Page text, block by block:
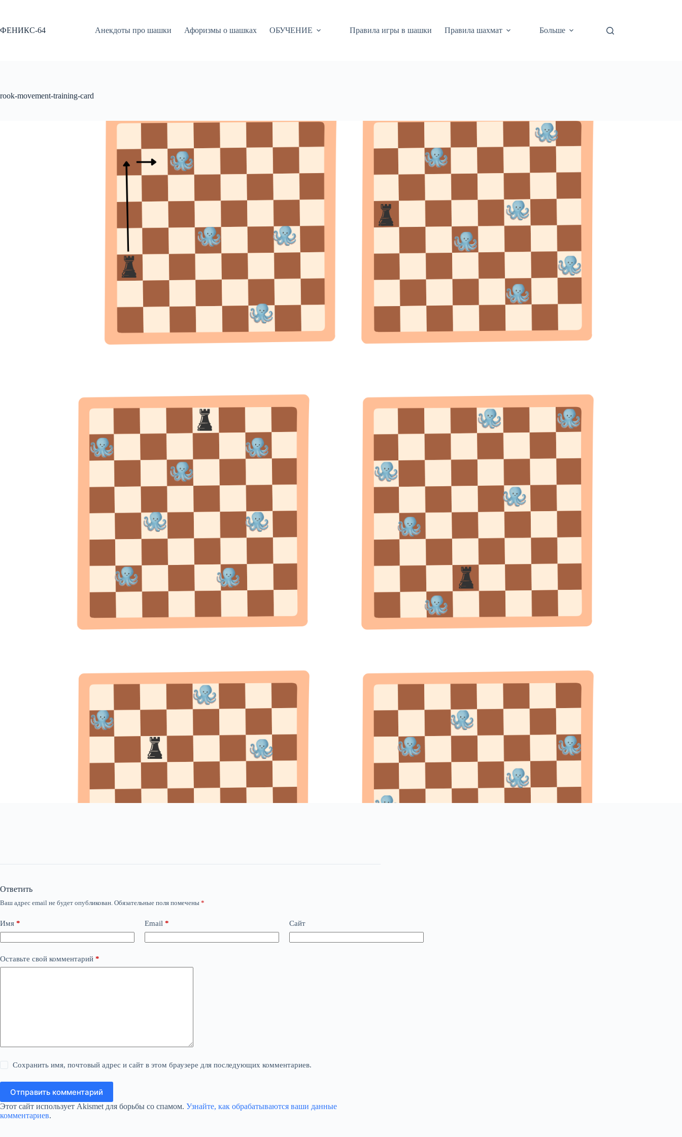
ФЕНИКС-64
Анекдоты про шашки Афоризмы о шашках ОБУЧЕНИЕ Правила игры в шашки Правила шахмат Больше
rook-movement-training-card
Ответить
Ваш адрес email не будет опубликован. Обязательные поля помечены *
Имя * Email * Сайт
Оставьте свой комментарий *
Сохранить имя, почтовый адрес и сайт в этом браузере для последующих комментариев.
Отправить комментарий
Этот сайт использует Akismet для борьбы со спамом. Узнайте, как обрабатываются ваши данные
комментариев.